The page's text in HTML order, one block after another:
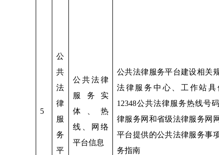
5
公
共
法
律
服
务
平
公共法律
服务实
体、热
线、网络
平台信息
公共法律服务平台建设相关
法律服务中心、工作站具
12348公共法律服务热线号
律服务网和省级法律服务网
平台提供的公共法律服务事
务指南